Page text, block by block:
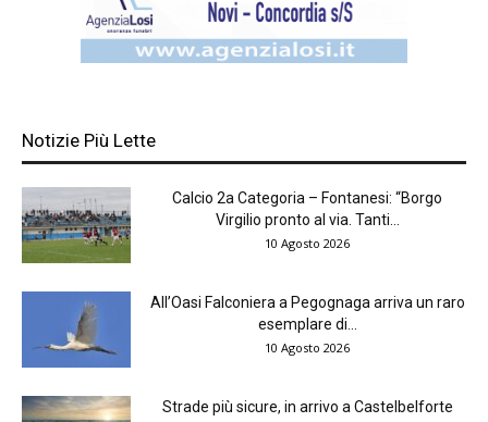
Notizie Più Lette
Calcio 2a Categoria – Fontanesi: “Borgo
Virgilio pronto al via. Tanti...
10 Agosto 2026
All’Oasi Falconiera a Pegognaga arriva un raro
esemplare di...
10 Agosto 2026
Strade più sicure, in arrivo a Castelbelforte